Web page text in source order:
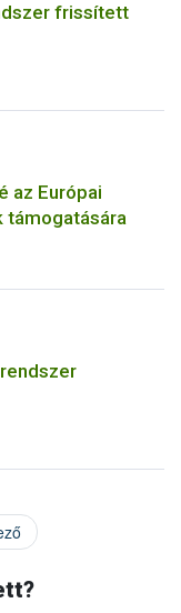
frissített
az Európai
támogatására